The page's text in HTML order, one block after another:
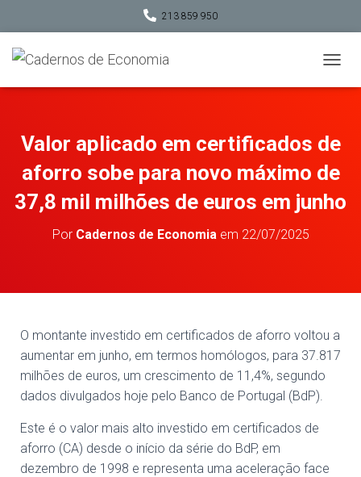
213 859 950
L
N
R
N
O
Valor aplicado em certificados de
aforro sobe para novo máximo de
37,8 mil milhões de euros em junho
Por Cadernos de Economiaem 22/07/2025
O montante investido em certificados de aforro voltou a
aumentar em junho, em termos homólogos, para 37.817
milhões de euros, um crescimento de 11,4%, segundo
dados divulgados hoje pelo Banco de Portugal (BdP).
Este é o valor mais alto investido em certificados de
aforro (CA) desde o início da série do BdP, em
dezembro de 1998 e representa uma aceleração face